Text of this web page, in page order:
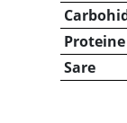
Proteine
Sare